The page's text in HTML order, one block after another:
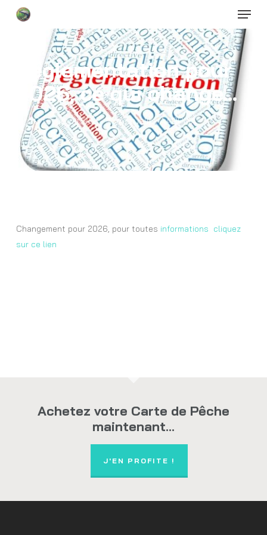
Menu
Réglementation pour
2026, ce qui change…
20 février 2026 Actualité AAPPMA
Changement pour 2026, pour toutes informations cliquez
sur ce lien
Achetez votre Carte de Pêche
maintenant...
J'EN PROFITE !
Close
Menu